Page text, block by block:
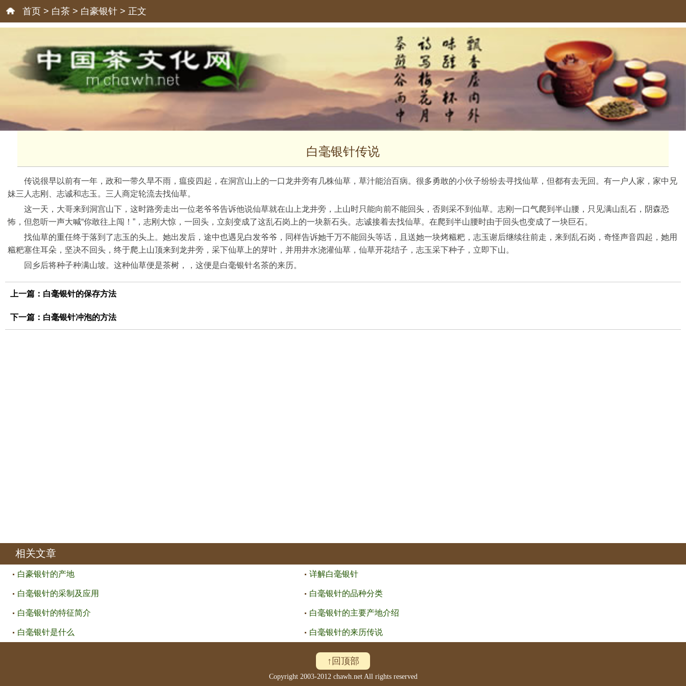
首页 > 白茶 > 白豪银针 > 正文
白毫银针传说
传说很早以前有一年，政和一带久旱不雨，瘟疫四起，在洞宫山上的一口龙井旁有几株仙草，草汁能治百病。很多勇敢的小伙子纷纷去寻找仙草，但都有去无回。有一户人家，家中兄
妹三人志刚、志诚和志玉。三人商定轮流去找仙草。
这一天，大哥来到洞宫山下，这时路旁走出一位老爷爷告诉他说仙草就在山上龙井旁，上山时只能向前不能回头，否则采不到仙草。志刚一口气爬到半山腰，只见满山乱石，阴森恐
怖，但忽听一声大喊“你敢往上闯！”，志刚大惊，一回头，立刻变成了这乱石岗上的一块新石头。志诚接着去找仙草。在爬到半山腰时由于回头也变成了一块巨石。
找仙草的重任终于落到了志玉的头上。她出发后，途中也遇见白发爷爷，同样告诉她千万不能回头等话，且送她一块烤糍粑，志玉谢后继续往前走，来到乱石岗，奇怪声音四起，她用
糍粑塞住耳朵，坚决不回头，终于爬上山顶来到龙井旁，采下仙草上的芽叶，并用井水浇灌仙草，仙草开花结子，志玉采下种子，立即下山。
回乡后将种子种满山坡。这种仙草便是茶树，，这便是白毫银针名茶的来历。
上一篇： 白毫银针的保存方法
下一篇： 白毫银针冲泡的方法
相关文章
白豪银针的产地 详解白毫银针
白毫银针的采制及应用 白毫银针的品种分类
白毫银针的特征简介 白毫银针的主要产地介绍
白毫银针是什么 白毫银针的来历传说
↑回顶部
Copyright 2003-2012 chawh.net All rights reserved